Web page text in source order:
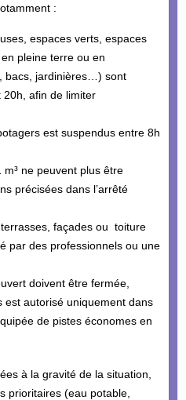
:
espaces verts, espaces
pleine terre ou en
bacs, jardinières…) sont
afin de limiter
est suspendus entre 8h
m³ ne peuvent plus être
précisées dans l’arrêté
façades ou toiture
par des professionnels ou une
doivent être fermée,
est autorisé uniquement dans
de pistes économes en
à la gravité de la situation,
prioritaires (eau potable,